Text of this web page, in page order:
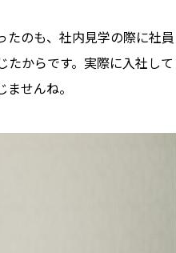
たのも、社内見学の際に社員
からです。実際に入社して
せんね。